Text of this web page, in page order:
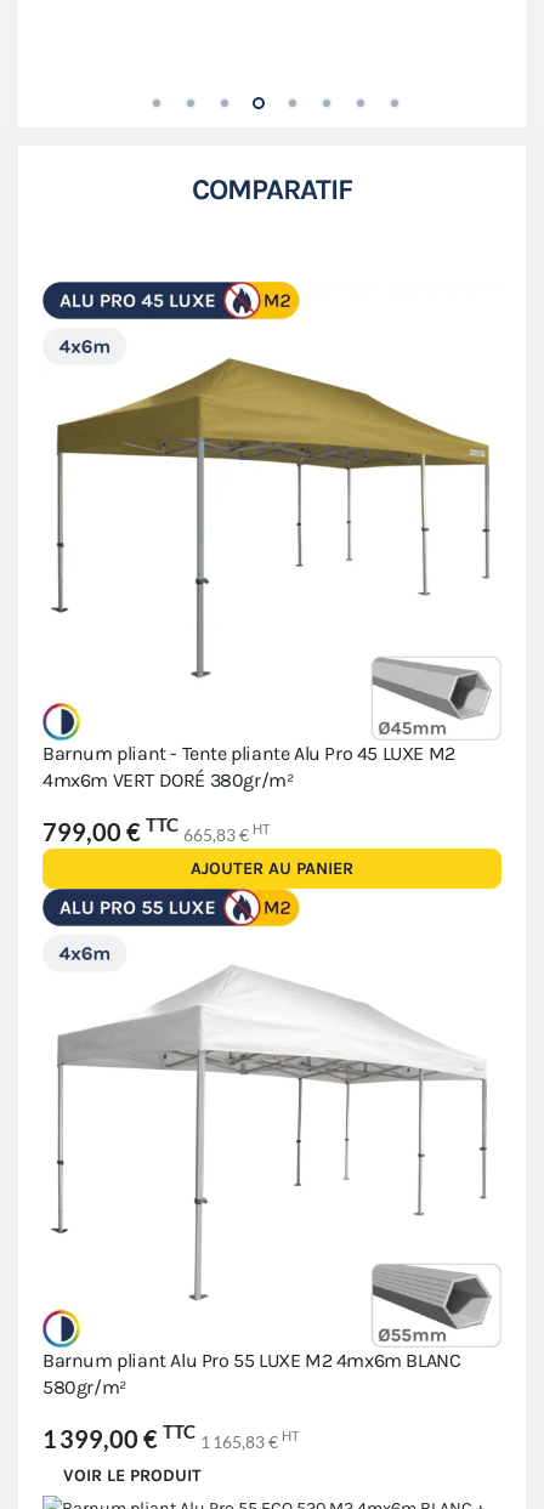
COMPARATIF
Barnum pliant - Tente pliante Alu Pro 45 LUXE M2
4mx6m VERT DORÉ 380gr/m²
799,00 € TTC 665,83 € HT
AJOUTER AU PANIER
Barnum pliant Alu Pro 55 LUXE M2 4mx6m BLANC
580gr/m²
1 399,00 € TTC 1 165,83 € HT
VOIR LE PRODUIT